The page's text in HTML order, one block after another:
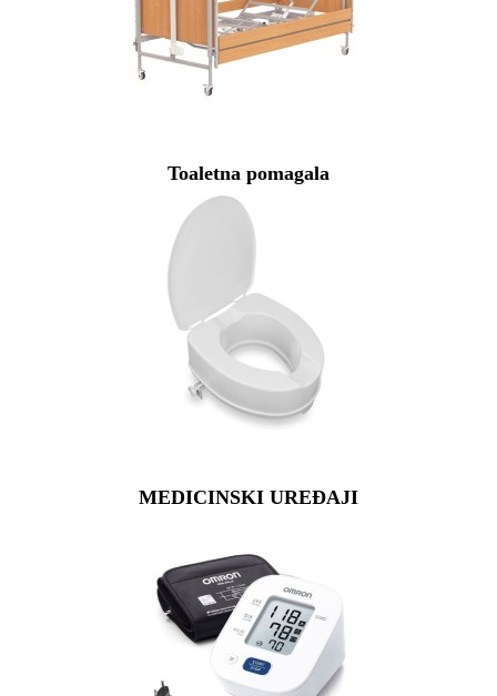
Toaletna pomagala
MEDICINSKI UREĐAJI